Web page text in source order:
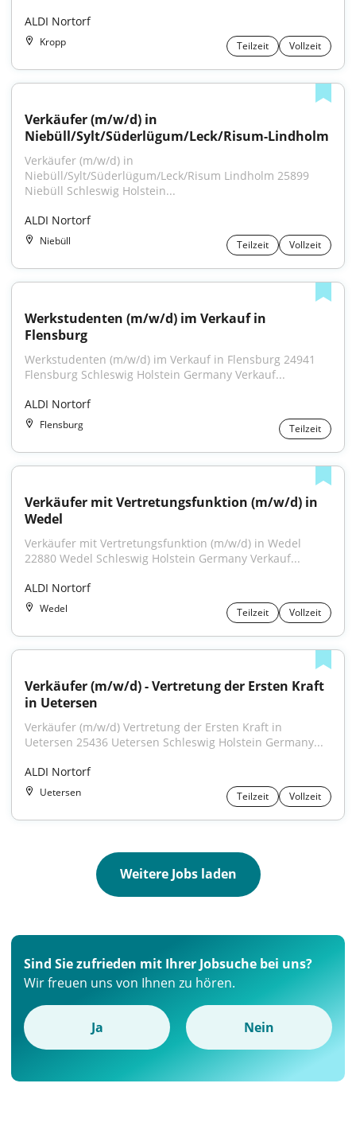
ALDI Nortorf
Kropp Teilzeit Vollzeit
Verkäufer (m/w/d) in
Niebüll/Sylt/Süderlügum/Leck/Risum-Lindholm
Verkäufer (m/w/d) in
Niebüll/Sylt/Süderlügum/Leck/Risum Lindholm 25899
Niebüll Schleswig Holstein...
ALDI Nortorf
Niebüll Teilzeit Vollzeit
Werkstudenten (m/w/d) im Verkauf in
Flensburg
Werkstudenten (m/w/d) im Verkauf in Flensburg 24941
Flensburg Schleswig Holstein Germany Verkauf...
ALDI Nortorf
Flensburg Teilzeit
Verkäufer mit Vertretungsfunktion (m/w/d) in
Wedel
Verkäufer mit Vertretungsfunktion (m/w/d) in Wedel
22880 Wedel Schleswig Holstein Germany Verkauf...
ALDI Nortorf
Wedel Teilzeit Vollzeit
Verkäufer (m/w/d) - Vertretung der Ersten Kraft
in Uetersen
Verkäufer (m/w/d) Vertretung der Ersten Kraft in
Uetersen 25436 Uetersen Schleswig Holstein Germany...
ALDI Nortorf
Uetersen Teilzeit Vollzeit
Weitere Jobs laden
Sind Sie zufrieden mit Ihrer Jobsuche bei uns?
Wir freuen uns von Ihnen zu hören.
Ja Nein